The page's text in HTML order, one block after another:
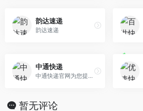
韵达速递
韵达速递
中通快递
中通快递官网为您提供中通快递单号(运单)跟踪查询,投诉电话查询,运费报价查询,中通营业网点查询,在线下单(寄件)等服务,全国统一客服热线：95311
暂无评论